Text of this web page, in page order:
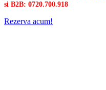
si B2B: 0720.700.918
Rezerva acum!